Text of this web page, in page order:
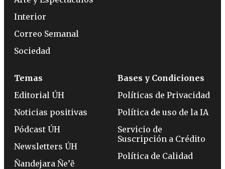
Interior
Correo Semanal
Sociedad
Temas
Editorial ÚH
Noticias positivas
Pódcast ÚH
Newsletters ÚH
Ñandejara Ñe’ẽ
Bases y Condiciones
Políticas de Privacidad
Política de uso de la IA
Servicio de
Suscripción a Crédito
Política de Calidad